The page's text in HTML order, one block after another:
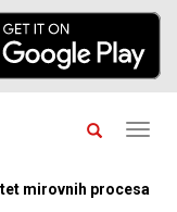
mirovnih procesa